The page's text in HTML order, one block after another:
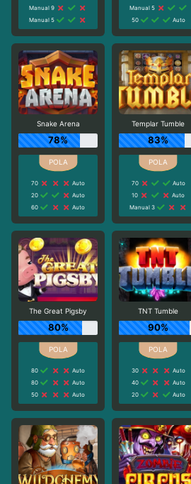
Manual 9
Manual 5
Manual 5
50
Auto
Snake Arena
78%
70
Auto
20
Auto
60
Auto
Templar Tumble
83%
70
Auto
10
Auto
Manual 3
The Great Pigsby
80%
80
Auto
80
Auto
50
Auto
TNT Tumble
90%
30
Auto
40
Auto
20
Auto